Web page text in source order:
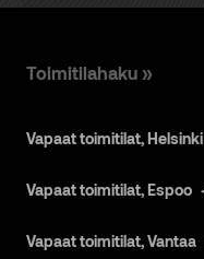
Toimitilahaku »
Vapaat toimitilat, Helsinki
Vapaat toimitilat, Espoo
Vapaat toimitilat, Vantaa